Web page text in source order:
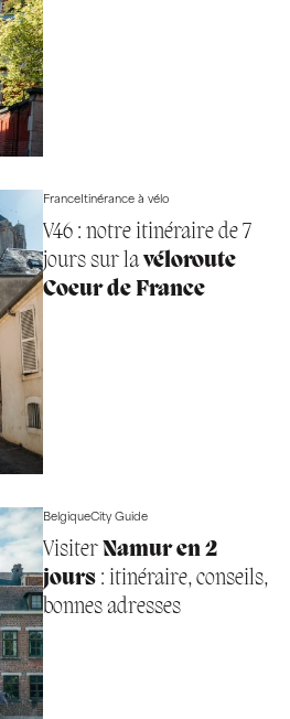
FranceItinérance à vélo
V46 : notre itinéraire de 7
jours sur lavéloroute
Coeur de France
BelgiqueCity Guide
Visiter Namur en 2
jours: itinéraire, conseils,
bonnes adresses